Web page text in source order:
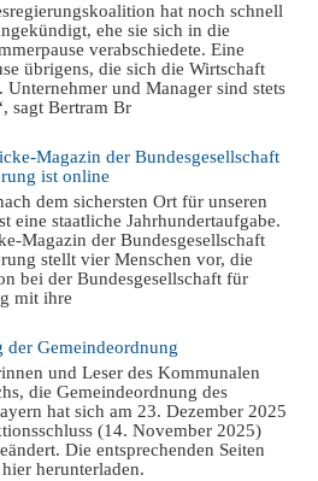
hat noch schnell
ehe sie sich in die
verabschiedete. Eine
übrigens, die sich die Wirtschaft
Unternehmer und Manager sind stets
sagt Bertram Br
Magazin der Bundesgesellschaft
ist online
dem sichersten Ort für unseren
eine staatliche Jahrhundertaufgabe.
Magazin der Bundesgesellschaft
stellt vier Menschen vor, die
bei der Bundesgesellschaft für
mit ihre
der Gemeindeordnung
und Leser des Kommunalen
die Gemeindeordnung des
hat sich am 23. Dezember 2025
(14. November 2025)
Die entsprechenden Seiten
herunterladen.